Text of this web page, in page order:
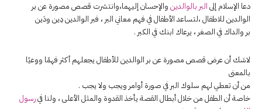
دعا الإسلام إلى البر بالوالدين والإحسان إليهما،وانتشرت قصص مصورة عن بر
الوالدين للاطفال ،لتساعد الأطفال في فهم معاني البر ، فبر الوالدين دِين ودَين
بر والداك في الصغر ، يرعاك ابنك في الكبر .
لاشك أن عرض قصص مصورة عن بر الوالدين للأطفال يجعلهم أكثر فهمًا ووعيًا
بالمعنى
من أن تعطي لهم سلوك البر في صورة أوامر ويجب ولا يجب .
خاصة أن الطفل من خلال أبطال القصة يأخذ القدوة والمثل الأعلى ، ولنا فيرسول